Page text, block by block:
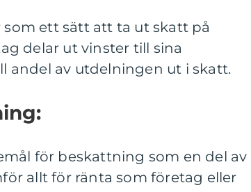
ett sätt att ta ut skatt på
delar ut vinster till sina
andel av utdelningen ut i skatt.
för beskattning som en del av
allt för ränta som företag eller